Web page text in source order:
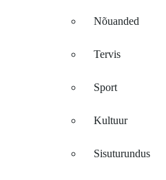
Nõuanded
Tervis
Sport
Kultuur
Sisuturundus